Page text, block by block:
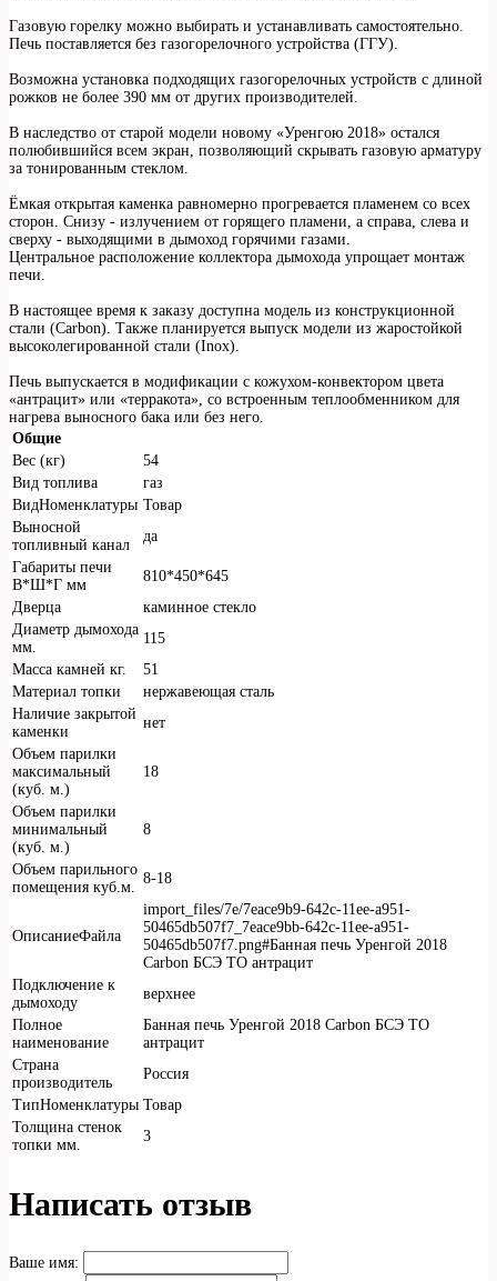
Газовую горелку можно выбирать и устанавливать самостоятельно.
Печь поставляется без газогорелочного устройства (ГГУ).
Возможна установка подходящих газогорелочных устройств с длиной
рожков не более 390 мм от других производителей.
В наследство от старой модели новому «Уренгою 2018» остался
полюбившийся всем экран, позволяющий скрывать газовую арматуру
за тонированным стеклом.
Ёмкая открытая каменка равномерно прогревается пламенем со всех
сторон. Снизу - излучением от горящего пламени, а справа, слева и
сверху - выходящими в дымоход горячими газами.
Центральное расположение коллектора дымохода упрощает монтаж
печи.
В настоящее время к заказу доступна модель из конструкционной
стали (Carbon). Также планируетcя выпуск модели из жаростойкой
высоколегированной стали (Inox).
Печь выпускается в модификации с кожухом-конвектором цвета
«антрацит» или «терракота», со встроенным теплообменником для
нагрева выносного бака или без него.
Общие
Вес (кг)
54
Вид топлива
газ
ВидНоменклатуры Товар
Выносной
топливный канал
да
Габариты печи
В*Ш*Г мм
810*450*645
Дверца
каминное стекло
Диаметр дымохода
мм.
115
Масса камней кг.
51
Материал топки
нержавеющая сталь
Наличие закрытой
каменки
нет
Объем парилки
максимальный
(куб. м.)
18
Объем парилки
минимальный
(куб. м.)
8
Объем парильного
помещения куб.м.
8-18
ОписаниеФайла
import_files/7e/7eace9b9-642c-11ee-a951-
50465db507f7_7eace9bb-642c-11ee-a951-
50465db507f7.png#Банная печь Уренгой 2018
Carbon БСЭ ТО антрацит
Подключение к
дымоходу
верхнее
Полное
наименование
Банная печь Уренгой 2018 Carbon БСЭ ТО
антрацит
Страна
производитель
Россия
ТипНоменклатуры Товар
Толщина стенок
топки мм.
3
Написать отзыв
Ваше имя: